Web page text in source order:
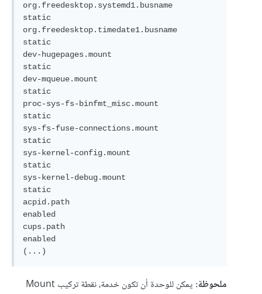
org.freedesktop.systemd1.busname
static
org.freedesktop.timedate1.busname
static
dev-hugepages.mount
static
dev-mqueue.mount
static
proc-sys-fs-binfmt_misc.mount
static
sys-fs-fuse-connections.mount
static
sys-kernel-config.mount
static
sys-kernel-debug.mount
static
acpid.path
enabled
cups.path
enabled
(...)
ملحوظة:
يمكن للوحدة أن تكون خدمة، نقطة تركيب Mount